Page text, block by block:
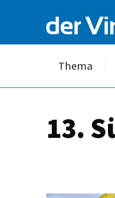
Thema
13.